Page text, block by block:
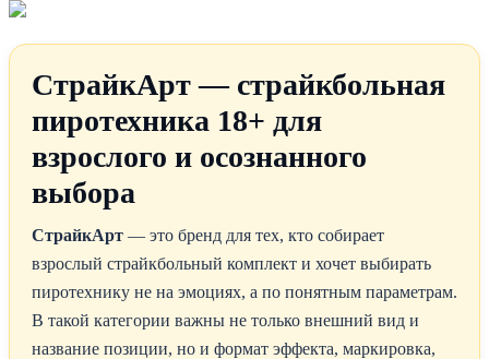
СтрайкАрт — страйкбольная
пиротехника 18+ для
взрослого и осознанного
выбора
СтрайкАрт — это бренд для тех, кто собирает
взрослый страйкбольный комплект и хочет выбирать
пиротехнику не на эмоциях, а по понятным параметрам.
В такой категории важны не только внешний вид и
название позиции, но и формат эффекта, маркировка,